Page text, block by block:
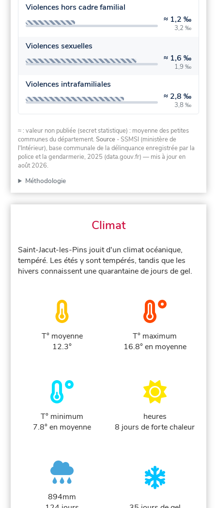
Violences hors cadre familial
≈ 1,2 ‰
3,2 ‰
Violences sexuelles
≈ 1,6 ‰
1,9 ‰
Violences intrafamiliales
≈ 2,8 ‰
3,8 ‰
≈ : valeur non publiée (secret statistique) : moyenne des petites
communes du département.Source - SSMSI (ministère de
l'Intérieur), base communale de la délinquance enregistrée par la
police et la gendarmerie, 2025 (data.gouv.fr) — mis à jour en
août 2026.
Méthodologie
Climat
Saint-Jacut-les-Pins jouit d'un climat océanique,
tempéré. Les étés y sont tempérés, tandis que les
hivers connaissent une quarantaine de jours de gel.
T° moyenne
12.3°
T° maximum
16.8° en moyenne
T° minimum
7.8° en moyenne
heures
8 jours de forte chaleur
894mm